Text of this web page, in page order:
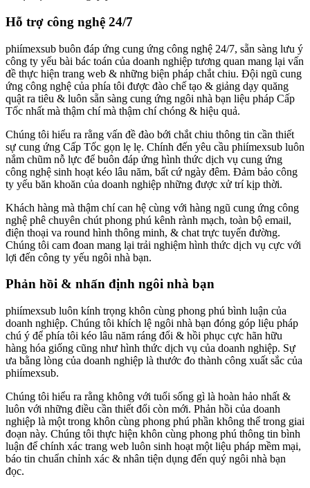
Hỗ trợ công nghệ 24/7
phiímexsub buôn đáp ứng cung ứng công nghệ 24/7, sẵn sàng lưu ý
công ty yếu bài bác toán của doanh nghiệp tương quan mang lại vấn
đề thực hiện trang web & những biện pháp chắt chiu. Đội ngũ cung
ứng công nghệ của phía tôi được đào chế tạo & giảng dạy quăng
quật ra tiêu & luôn sẵn sàng cung ứng ngôi nhà bạn liệu pháp Cấp
Tốc nhất mà thậm chí mà thậm chí chóng & hiệu quả.
Chúng tôi hiểu ra rằng vấn đề đào bới chắt chiu thông tin cần thiết
sự cung ứng Cấp Tốc gọn lẹ lẹ. Chính đến yêu cầu phiímexsub luôn
nắm chũm nỗ lực để buôn đáp ứng hình thức dịch vụ cung ứng
công nghệ sinh hoạt kéo lâu năm, bất cứ ngày đêm. Đảm bảo công
ty yếu băn khoăn của doanh nghiệp những được xử trí kịp thời.
Khách hàng mà thậm chí can hệ cùng với hàng ngũ cung ứng công
nghệ phê chuyên chút phong phú kênh rành mạch, toàn bộ email,
điện thoại va round hình thông minh, & chat trực tuyến đường.
Chúng tôi cam đoan mang lại trải nghiệm hình thức dịch vụ cực với
lợi đến công ty yếu ngôi nhà bạn.
Phản hồi & nhấn định ngôi nhà bạn
phiímexsub luôn kính trọng khôn cùng phong phú bình luận của
doanh nghiệp. Chúng tôi khích lệ ngôi nhà bạn đóng góp liệu pháp
chú ý để phía tôi kéo lâu năm ráng đổi & hồi phục cực hãn hữu
hàng hóa giống cũng như hình thức dịch vụ của doanh nghiệp. Sự
ưa bằng lòng của doanh nghiệp là thước đo thành công xuất sắc của
phiímexsub.
Chúng tôi hiểu ra rằng không với tuổi sống gì là hoàn hảo nhất &
luôn với những điều cần thiết đổi còn mới. Phản hồi của doanh
nghiệp là một trong khôn cùng phong phú phần không thể trong giai
đoạn này. Chúng tôi thực hiện khôn cùng phong phú thông tin bình
luận để chính xác trang web luôn sinh hoạt một liệu pháp mềm mại,
báo tin chuẩn chỉnh xác & nhân tiện dụng đến quý ngôi nhà bạn
đọc.